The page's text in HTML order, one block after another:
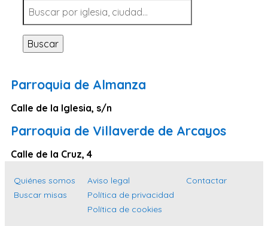
Navarra
Valladolid
Sevilla
Santa Cruz de Tenerife
Cantabria
Islas Baleares
Las Palmas
Alicante
Buscar
Parroquia de Almanza
Calle de la Iglesia, s/n
Parroquia de Villaverde de Arcayos
Calle de la Cruz, 4
Quiénes somos
Buscar misas
Aviso legal
Política de privacidad
Política de cookies
Contactar